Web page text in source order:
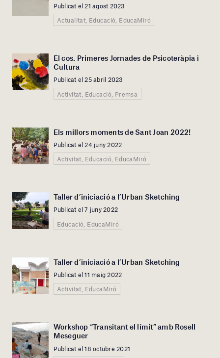
Publicat el 21 agost 2023
Actualitat, Educació, EducaMiró
El cos. Primeres Jornades de Psicoteràpia i
Cultura
Publicat el 25 abril 2023
Activitat, Educació, Premsa
Els millors moments de Sant Joan 2022!
Publicat el 24 juny 2022
Activitat, Educació, EducaMiró
Taller d’iniciació a l’Urban Sketching
Publicat el 7 juny 2022
Educació, EducaMiró
Taller d’iniciació a l’Urban Sketching
Publicat el 11 maig 2022
Activitat, EducaMiró
Workshop “Transitant el límit” amb Rosell
Meseguer
Publicat el 18 octubre 2021